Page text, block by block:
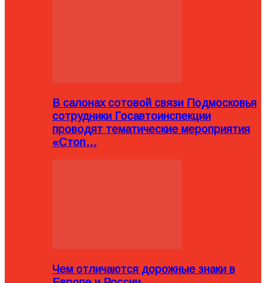
В салонах сотовой связи Подмосковья
сотрудники Госавтоинспекции
проводят тематические мероприятия
«Стоп…
Чем отличаются дорожные знаки в